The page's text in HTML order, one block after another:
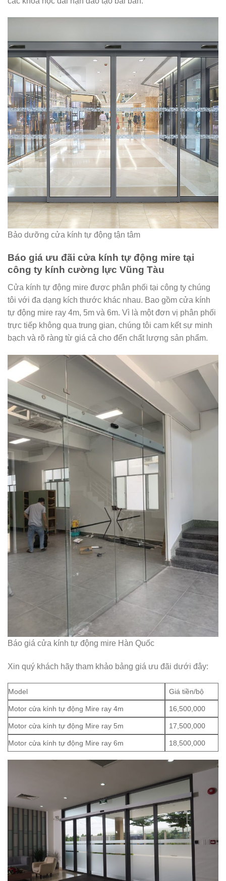
Bảo dưỡng cửa kính tự động tận tâm
Báo giá ưu đãi cửa kính tự động mire tại
công ty kính cường lực Vũng Tàu
Cửa kính tự động mire được phân phối tại công ty chúng
tôi với đa dạng kích thước khác nhau. Bao gồm cửa kính
tự động mire ray 4m, 5m và 6m. Vì là một đơn vị phân phối
trực tiếp không qua trung gian, chúng tôi cam kết sự minh
bạch và rõ ràng từ giá cả cho đến chất lượng sản phẩm.
Báo giá cửa kính tự động mire Hàn Quốc
Xin quý khách hãy tham khảo bảng giá ưu đãi dưới đây:
Model Giá tiền/bộ
Motor cửa kính tự động Mire ray 4m 16,500,000
Motor cửa kính tự động Mire ray 5m 17,500,000
Motor cửa kính tự động Mire ray 6m 18,500,000